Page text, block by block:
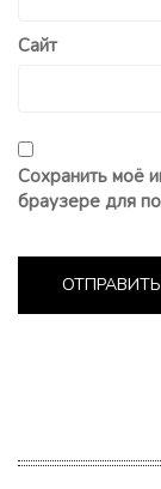
Сайт
Сохранить моё
браузере для